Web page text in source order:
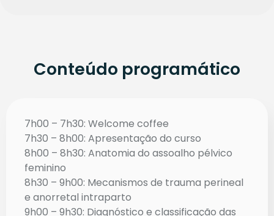
Conteúdo programático
7h00 – 7h30: Welcome coffee
7h30 – 8h00: Apresentação do curso
8h00 – 8h30: Anatomia do assoalho pélvico
feminino
8h30 – 9h00: Mecanismos de trauma perineal
e anorretal intraparto
9h00 – 9h30: Diagnóstico e classificação das